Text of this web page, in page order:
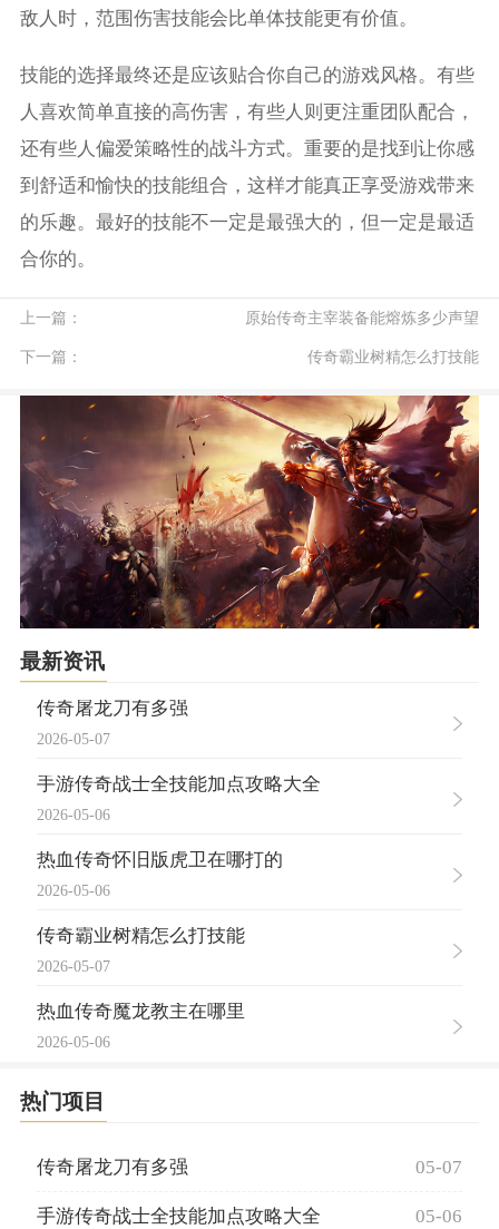
敌人时，范围伤害技能会比单体技能更有价值。
技能的选择最终还是应该贴合你自己的游戏风格。有些
人喜欢简单直接的高伤害，有些人则更注重团队配合，
还有些人偏爱策略性的战斗方式。重要的是找到让你感
到舒适和愉快的技能组合，这样才能真正享受游戏带来
的乐趣。最好的技能不一定是最强大的，但一定是最适
合你的。
上一篇： 原始传奇主宰装备能熔炼多少声望
下一篇： 传奇霸业树精怎么打技能
最新资讯
传奇屠龙刀有多强
2026-05-07
手游传奇战士全技能加点攻略大全
2026-05-06
热血传奇怀旧版虎卫在哪打的
2026-05-06
传奇霸业树精怎么打技能
2026-05-07
热血传奇魔龙教主在哪里
2026-05-06
热门项目
传奇屠龙刀有多强 05-07
手游传奇战士全技能加点攻略大全 05-06